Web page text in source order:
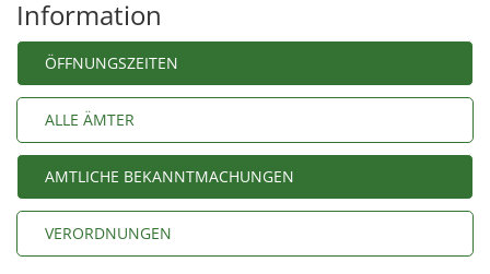
Information
ÖFFNUNGSZEITEN
ALLE ÄMTER
AMTLICHE BEKANNTMACHUNGEN
VERORDNUNGEN